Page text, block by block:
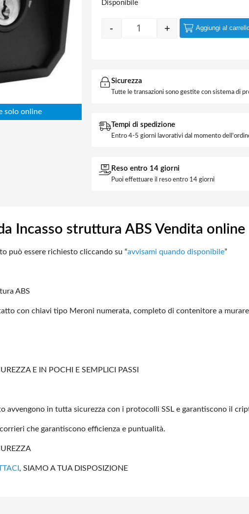
Disponibile
Quantity
- + Aggiungi al
Sicurezza
Tutte le transazioni sono gestite con sistema di
Tempi di spedizione
Entro 4-5 giorni lavorativi dal momento
Reso entro 14 giorni
Puoi effettuare il reso entro 14 giorni
Incasso struttura ABS Vendita online
può essere richiesto cliccando su “avvisami quando disponibile”
ABS
con chiavi tipo Meroni numerata, completo di contenitore a
E IN POCHI E SEMPLICI PASSI
avvengono in tutta sicurezza con i protocolli SSL e garantiscono il
che garantiscono efficienza e puntualità.
, SIAMO A TUA DISPOSIZIONE